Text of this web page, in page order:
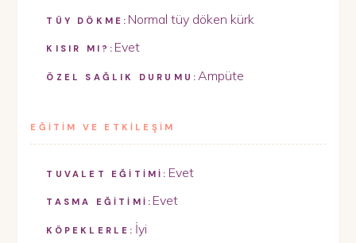
TÜY DÖKME: Normal tüy döken kürk
KISIR MI?: Evet
ÖZEL SAĞLIK DURUMU: Ampüte
EĞİTİM VE ETKİLEŞİM
TUVALET EĞİTİMİ: Evet
TASMA EĞİTİMİ: Evet
KÖPEKLERLE: İyi